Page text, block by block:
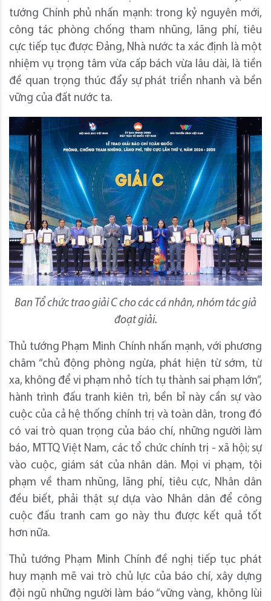
tướng Chính phủ nhấn mạnh: trong kỷ nguyên mới,
công tác phòng chống tham nhũng, lãng phí, tiêu
cực tiếp tục được Đảng, Nhà nước ta xác định là một
nhiệm vụ trọng tâm vừa cấp bách vừa lâu dài, là tiền
đề quan trọng thúc đẩy sự phát triển nhanh và bền
vững của đất nước ta.
Ban Tổ chức trao giải C cho các cá nhân, nhóm tác giả
đoạt giải.
Thủ tướng Phạm Minh Chính nhấn mạnh, với phương
châm “chủ động phòng ngừa, phát hiện từ sớm, từ
xa, không để vi phạm nhỏ tích tụ thành sai phạm lớn”,
hành trình đấu tranh kiên trì, bền bỉ này cần sự vào
cuộc của cả hệ thống chính trị và toàn dân, trong đó
có vai trò quan trọng của báo chí, những người làm
báo, MTTQ Việt Nam, các tổ chức chính trị - xã hội; sự
vào cuộc, giám sát của nhân dân. Mọi vi phạm, tội
phạm về tham nhũng, lãng phí, tiêu cực, Nhân dân
đều biết, phải thật sự dựa vào Nhân dân để công
cuộc đấu tranh cam go này thu được kết quả tốt
hơn nữa.
Thủ tướng Phạm Minh Chính đề nghị tiếp tục phát
huy mạnh mẽ vai trò chủ lực của báo chí, xây dựng
đội ngũ những người làm báo “vững vàng, không lùi